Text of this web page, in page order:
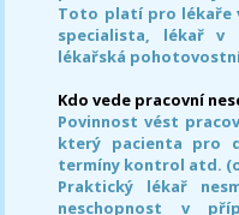
Toto platí pro lékaře
specialista, lékař v
lékařská pohotovostní
Kdo vede pracovní
Povinnost vést
který pacienta pro
termíny kontrol atd.
Praktický lékař
neschopnost v